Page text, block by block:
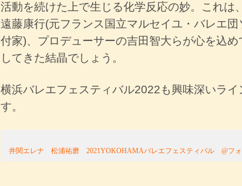
活動を続けた上で生じる化学反応の妙。これは
遠藤康行(元フランス国立マルセイユ・バレエ団
付家)、プロデューサーの吉田智大らが心を込め
してきた結晶でしょう。
横浜バレエフェスティバル2022も興味深いライ
す。
井関エレナ 松浦祐磨 2021YOKOHAMAバレエフェスティバル @フォ